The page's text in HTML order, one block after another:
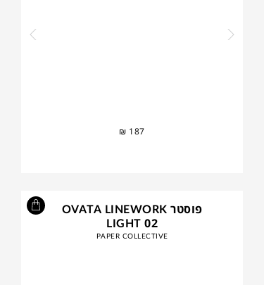
₪ 187
פוסטר OVATA LINEWORK
LIGHT 02
PAPER COLLECTIVE